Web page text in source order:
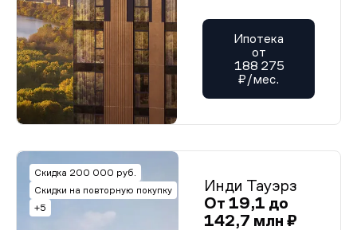
Ипотека
от
188 275
₽/мес.
Скидка 200 000 руб.
Скидки на повторную покупку
+5
Инди Тауэрз
От 19,1 до
142,7 млн ₽